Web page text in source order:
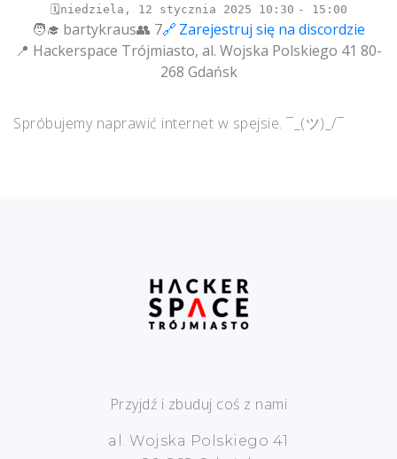
niedziela, 12 stycznia 2025 10:30 15:00
bartykraus 7
Zarejestruj się na discordzie
Hackerspace Trójmiasto, al. Wojska Polskiego 41 80-
268 Gdańsk
Spróbujemy naprawić internet w spejsie. ¯_(ツ)_/¯
Przyjdź i zbuduj coś z nami
al. Wojska Polskiego 41